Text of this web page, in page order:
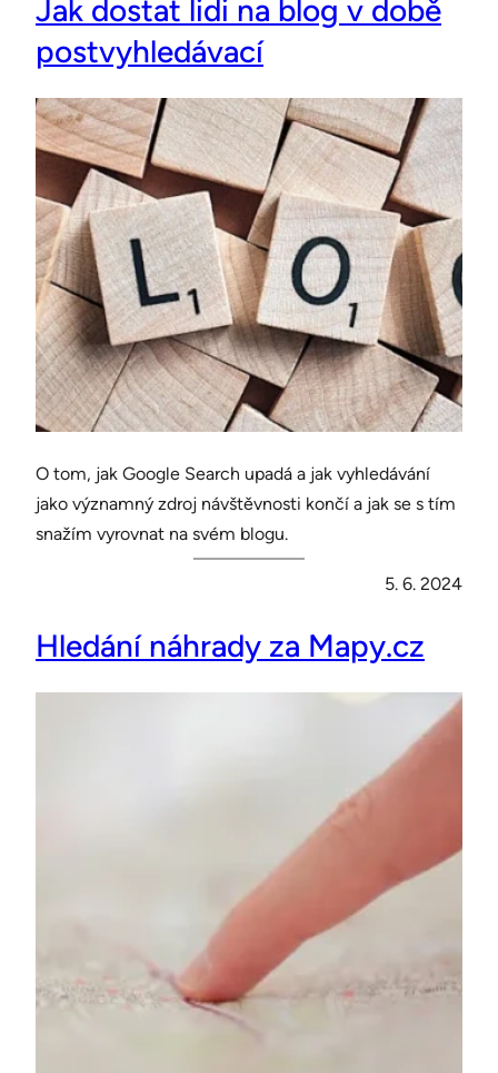
Jak dostat lidi na blog v době
postvyhledávací
O tom, jak Google Search upadá a jak vyhledávání
jako významný zdroj návštěvnosti končí a jak se s tím
snažím vyrovnat na svém blogu.
5. 6. 2024
Hledání náhrady za Mapy.cz